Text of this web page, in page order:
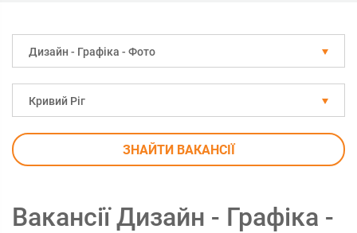
Дизайн - Графіка - Фото
Кривий Ріг
ЗНАЙТИ ВАКАНСІЇ
Вакансії Дизайн - Графіка -